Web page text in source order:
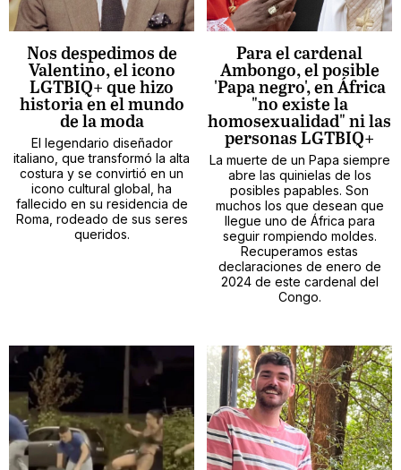
Nos despedimos de
Valentino, el icono
LGTBIQ+ que hizo
historia en el mundo
de la moda
El legendario diseñador
italiano, que transformó la alta
costura y se convirtió en un
icono cultural global, ha
fallecido en su residencia de
Roma, rodeado de sus seres
queridos.
Para el cardenal
Ambongo, el posible
'Papa negro', en África
"no existe la
homosexualidad" ni las
personas LGTBIQ+
La muerte de un Papa siempre
abre las quinielas de los
posibles papables. Son
muchos los que desean que
llegue uno de África para
seguir rompiendo moldes.
Recuperamos estas
declaraciones de enero de
2024 de este cardenal del
Congo.